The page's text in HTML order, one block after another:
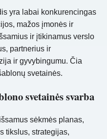
yra labai konkurencingas
mažos įmonės ir
ir įtikinamus verslo
partnerius ir
ir gyvybingumu. Čia
svetainės.
svetainės svarba
sėkmės planas,
tikslus, strategijas,